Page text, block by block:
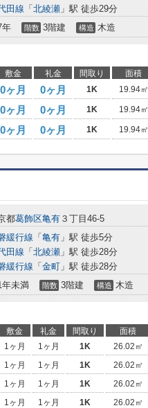
田線 「 北綾瀬 」駅 徒歩29分
年 階数 3階建 構造 木造
敷金 礼金 間取り 面積
0ヶ月 0ヶ月 1K 19.94㎡
0ヶ月 0ヶ月 1K 19.94㎡
0ヶ月 0ヶ月 1K 19.94㎡
都葛飾区亀有 ３丁目46-5
緩行線 「 亀有 」駅 徒歩5分
田線 「 北綾瀬 」駅 徒歩28分
緩行線 「 金町 」駅 徒歩28分
年未満 階数 3階建 構造 木造
敷金 礼金 間取り 面積
1ヶ月 1ヶ月 1K 26.02㎡
1ヶ月 1ヶ月 1K 26.02㎡
1ヶ月 1ヶ月 1K 26.02㎡
1ヶ月 1ヶ月 1K 26.02㎡